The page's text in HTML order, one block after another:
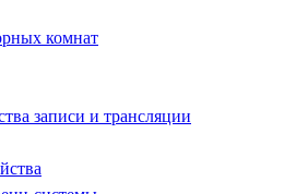
комнат
записи и трансляции